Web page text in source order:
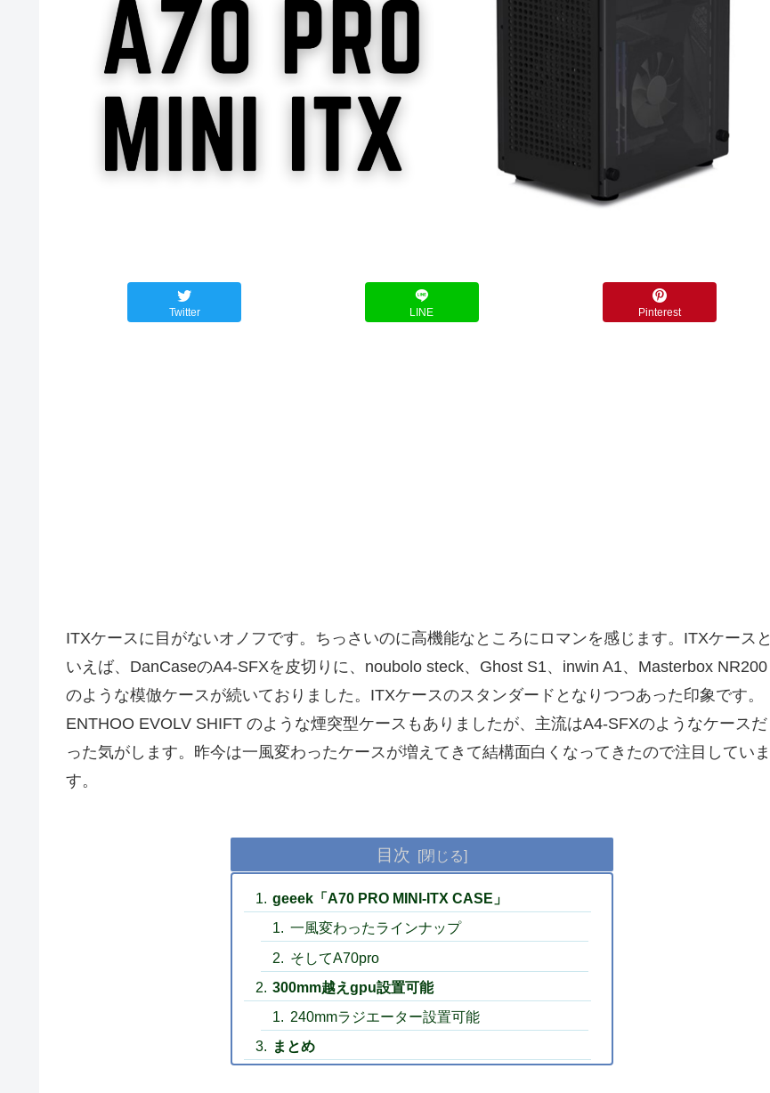
Twitter LINE Pinterest
ITXケースに目がないオノフです。ちっさいのに高機能なところにロマンを感じます。ITXケースと
いえば、DanCaseのA4-SFXを皮切りに、noubolo steck、Ghost S1、inwin A1、Masterbox NR200
のような模倣ケースが続いておりました。ITXケースのスタンダードとなりつつあった印象です。
ENTHOO EVOLV SHIFT のような煙突型ケースもありましたが、主流はA4-SFXのようなケースだ
った気がします。昨今は一風変わったケースが増えてきて結構面白くなってきたので注目していま
す。
目次
geeek「A70 PRO MINI-ITX CASE」
一風変わったラインナップ
そしてA70pro
300mm越えgpu設置可能
240mmラジエーター設置可能
まとめ